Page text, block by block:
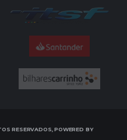
RESERVADOS, POWERED BY